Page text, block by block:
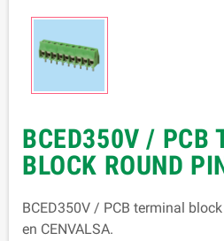
BCED350V / PCB
BLOCK ROUND
BCED350V / PCB terminal
en CENVALSA.